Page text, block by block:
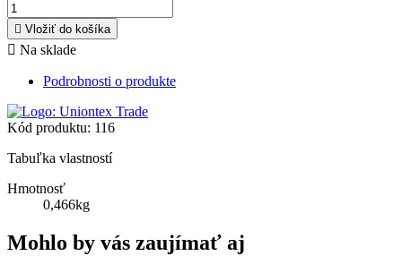
 Vložiť do košíka
 Na sklade
Podrobnosti o produkte
Kód produktu: 116
Tabuľka vlastností
Hmotnosť
0,466kg
Mohlo by vás zaujímať aj